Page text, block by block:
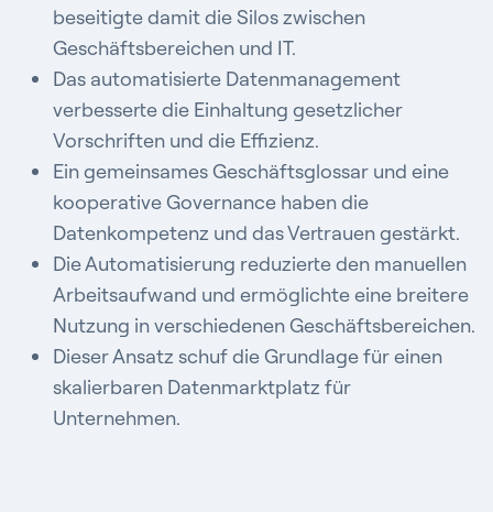
beseitigte damit die Silos zwischen
Geschäftsbereichen und IT.
Das automatisierte Datenmanagement
verbesserte die Einhaltung gesetzlicher
Vorschriften und die Effizienz.
Ein gemeinsames Geschäftsglossar und eine
kooperative Governance haben die
Datenkompetenz und das Vertrauen gestärkt.
Die Automatisierung reduzierte den manuellen
Arbeitsaufwand und ermöglichte eine breitere
Nutzung in verschiedenen Geschäftsbereichen.
Dieser Ansatz schuf die Grundlage für einen
skalierbaren Datenmarktplatz für
Unternehmen.